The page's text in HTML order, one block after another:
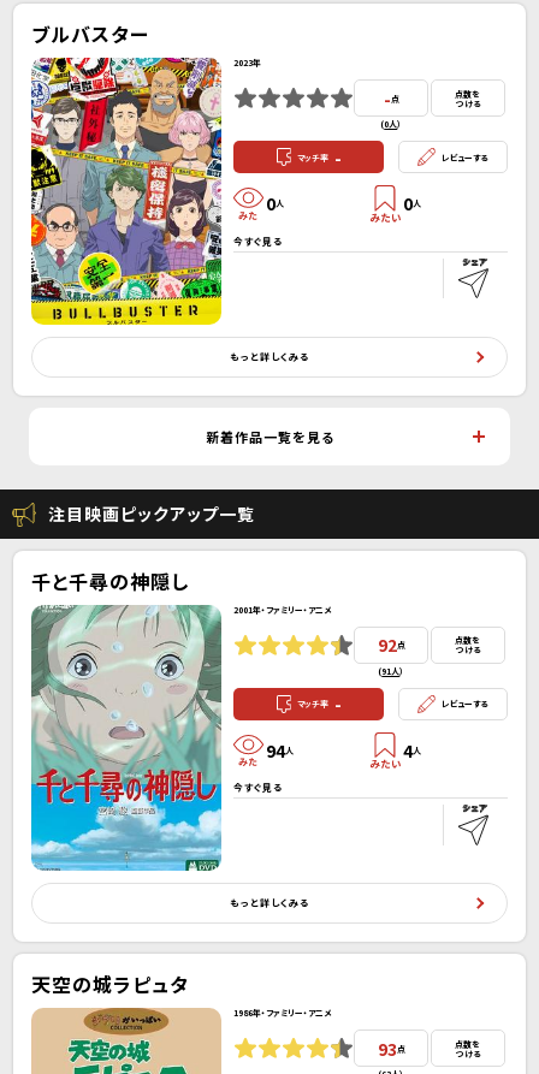
ブルバスター
2023年
- 点
(0人）
点数を
つける
マッチ率 - レビューする
0人 0人
今すぐ見る
もっと詳しくみる
新着作品一覧を見る
注目映画ピックアップ一覧
千と千尋の神隠し
2001年・ファミリー・アニメ
92点
(91人）
点数を
つける
マッチ率 - レビューする
94人 4人
今すぐ見る
もっと詳しくみる
天空の城ラピュタ
1986年・ファミリー・アニメ
93 点
点数を
つける